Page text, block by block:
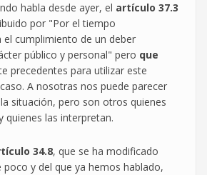
habla desde ayer, el artículo 37.3
por "Por el tiempo
el cumplimiento de un deber
público y personal" pero que
precedentes para utilizar este
A nosotras nos puede parecer
situación, pero son otros quienes
quienes las interpretan.
34.8, que se ha modificado
y del que ya hemos hablado,